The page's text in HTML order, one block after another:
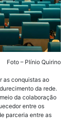
Foto – Plínio Quirino
as conquistas ao
da rede.
da colaboração
entre os
parceria entre as